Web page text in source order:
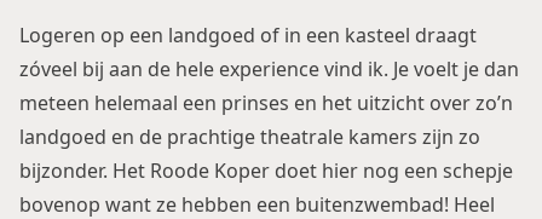
Logeren op een landgoed of in een kasteel draagt
zóveel bij aan de hele experience vind ik. Je voelt je dan
meteen helemaal een prinses en het uitzicht over zo’n
landgoed en de prachtige theatrale kamers zijn zo
bijzonder. Het Roode Koper doet hier nog een schepje
bovenop want ze hebben een buitenzwembad! Heel